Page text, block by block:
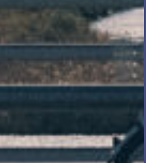
メール相談・面談予約
とじる